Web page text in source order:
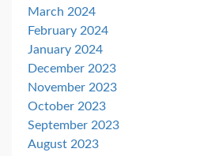
March 2024
February 2024
January 2024
December 2023
November 2023
October 2023
September 2023
August 2023